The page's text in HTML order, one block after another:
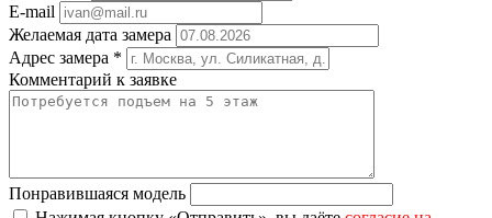
E-mail
Желаемая дата замера
Адрес замера *
Комментарий к заявке
Понравившаяся модель